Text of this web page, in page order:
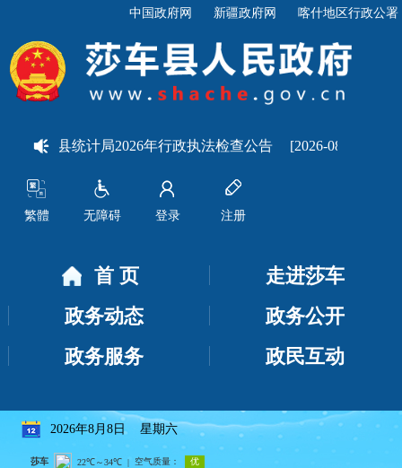
中国政府网 新疆政府网 喀什地区行政公署
莎车县统计局2026年行政执法检查公告 [2026-08-07]
繁體 无障碍 登录 注册
首 页
走进莎车
政务动态
政务公开
政务服务
政民互动
2026年8月8日 星期六